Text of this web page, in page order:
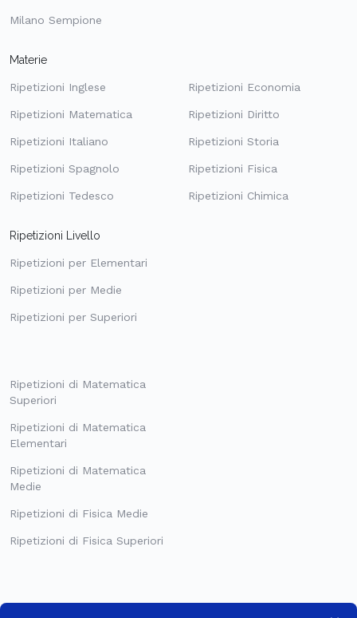
Milano Sempione
Materie
Ripetizioni Inglese
Ripetizioni Matematica
Ripetizioni Italiano
Ripetizioni Spagnolo
Ripetizioni Tedesco
Ripetizioni Economia
Ripetizioni Diritto
Ripetizioni Storia
Ripetizioni Fisica
Ripetizioni Chimica
Ripetizioni Livello
Ripetizioni per Elementari
Ripetizioni per Medie
Ripetizioni per Superiori
Ripetizioni di Matematica
Superiori
Ripetizioni di Matematica
Elementari
Ripetizioni di Matematica
Medie
Ripetizioni di Fisica Medie
Ripetizioni di Fisica Superiori